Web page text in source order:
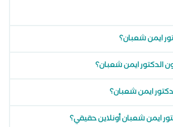
ايمن شعبان؟
الدكتور ايمن شعبان؟
ايمن شعبان؟
ايمن شعبان أونلاين حقيقي؟